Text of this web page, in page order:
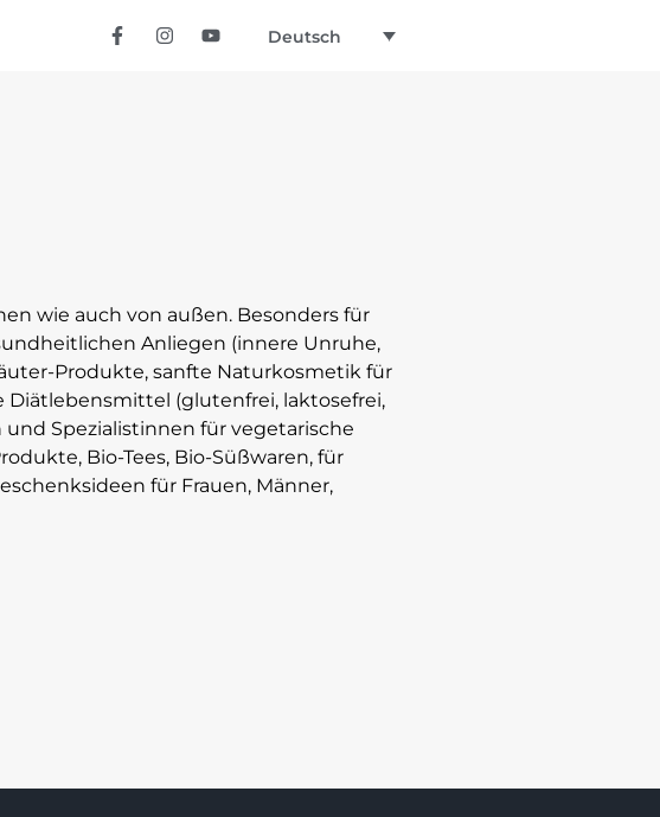
Deutsch
wie auch von außen. Besonders für
Anliegen (innere Unruhe,
Produkte, sanfte Naturkosmetik für
Diätlebensmittel (glutenfrei, laktosefrei,
Spezialistinnen für vegetarische
Bio-Tees, Bio-Süßwaren, für
für Frauen, Männer,